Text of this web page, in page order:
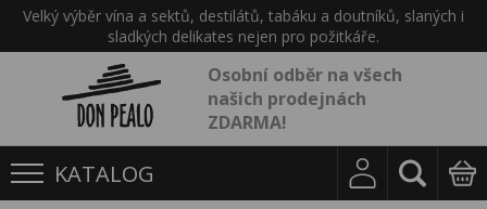
Velký výběr vína a sektů, destilátů, tabáku a doutníků, slaných i
sladkých delikates nejen pro požitkáře.
Osobní odběr na všech
našich prodejnách
ZDARMA!
KATALOG